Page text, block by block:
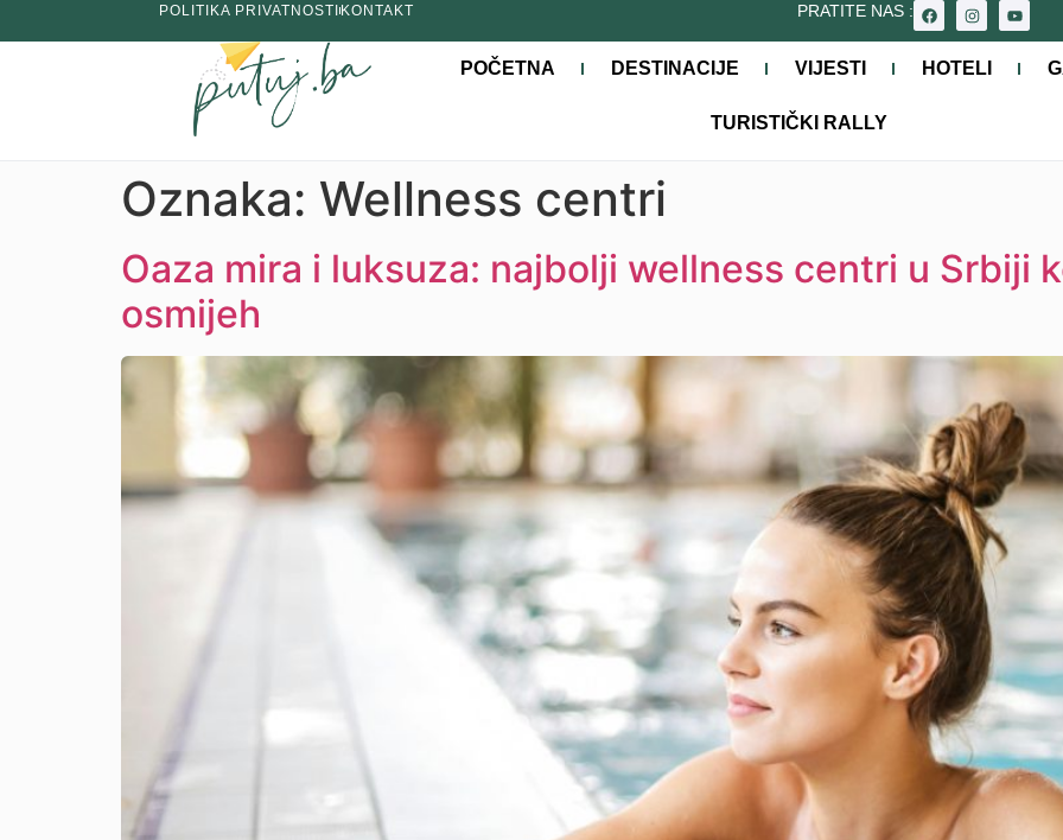
POLITIKA PRIVATNOSTIKONTAKT PRATITE NAS :
POČETNA DESTINACIJE VIJESTI HOTELI
TURISTIČKI RALLY
Oznaka: Wellness centri
Oaza mira i luksuza: najbolji wellness centri u Srbiji
osmijeh